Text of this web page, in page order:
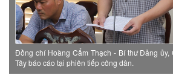
Đồng chí Hoàng Cẩm Thạch - Bí thư Đảng ủy,
Tây báo cáo tại phiên tiếp công dân.